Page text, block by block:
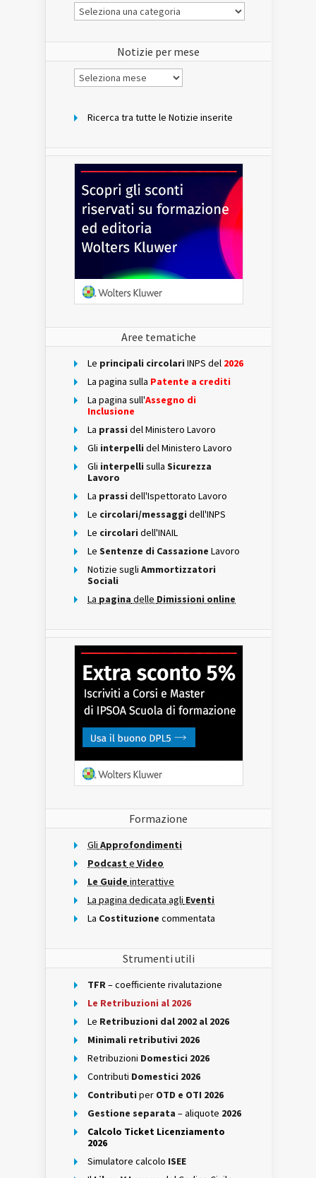
Le
Notizie
Notizie per mese
Notizie
per
Ricerca tra tutte le Notizie inserite
Aree tematiche
Le principali circolari INPS del 2026
La pagina sulla Patente a crediti
La pagina sull'Assegno di
Inclusione
La prassi del Ministero Lavoro
Gli interpelli del Ministero Lavoro
Gli interpelli sulla Sicurezza
Lavoro
La prassi dell'Ispettorato Lavoro
Le circolari/messaggi dell'INPS
Le circolari dell'INAIL
Le Sentenze di Cassazione Lavoro
Notizie sugli Ammortizzatori
Sociali
La pagina delle Dimissioni online
Formazione
Gli Approfondimenti
Podcast e Video
Le Guide interattive
La pagina dedicata agli Eventi
La Costituzione commentata
Strumenti utili
TFR– coefficiente rivalutazione
Le Retribuzioni al 2026
Le Retribuzioni dal 2002 al 2026
Minimali retributivi 2026
Retribuzioni Domestici 2026
Contributi Domestici 2026
Contributi per OTD e OTI 2026
Gestione separata – aliquote 2026
Calcolo Ticket Licenziamento
2026
Simulatore calcolo ISEE